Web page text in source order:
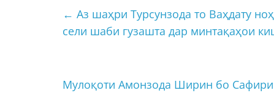
← Аз шаҳри Турсунзода то Ваҳдату
сели шаби гузашта дар минтақаҳои
Мулоқоти Амонзода Ширин бо